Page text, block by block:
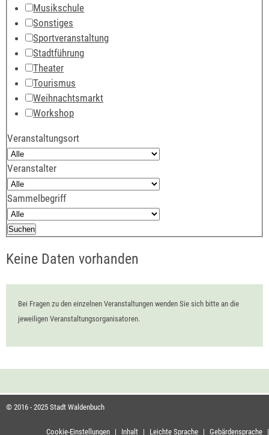
Musikschule
Sonstiges
Sportveranstaltung
Stadtführung
Theater
Tourismus
Weihnachtsmarkt
Workshop
Veranstaltungsort
Veranstalter
Sammelbegriff
Keine Daten vorhanden
Bei Fragen zu den einzelnen Veranstaltungen wenden Sie sich bitte an die
jeweiligen Veranstaltungsorganisatoren.
© 2016 - 2025 Stadt Waldenbuch
Cookie-Einstellungen | Inhalt | Leichte Sprache | Gebärdensprache |